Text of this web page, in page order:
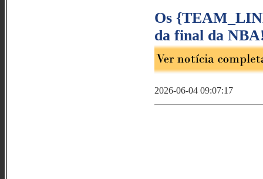
Os
da final da
2026-06-04 09:07:17